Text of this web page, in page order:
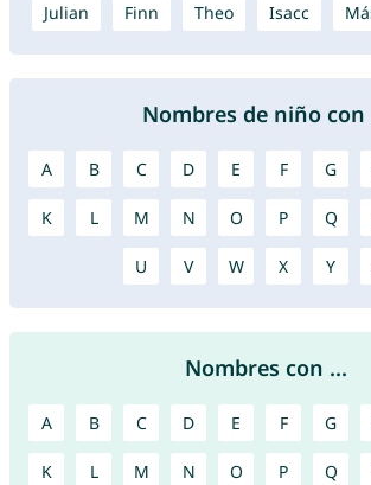
Julian Finn Theo Isacc
Nombres de niño con
A B C D E F G
K L M N O P Q
U V W X Y
Nombres con ...
A B C D E F G
K L M N O P Q